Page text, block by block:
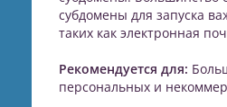
субдомены для запуска
таких как электронная
Рекомендуется для:
персональных и